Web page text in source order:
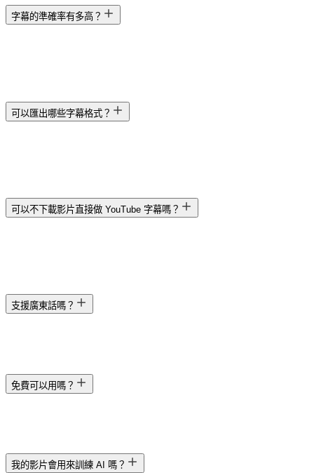
字幕的準確率有多高？
可以匯出哪些字幕格式？
可以不下載影片直接做 YouTube 字幕嗎？
支援廣東話嗎？
免費可以用嗎？
我的影片會用來訓練 AI 嗎？